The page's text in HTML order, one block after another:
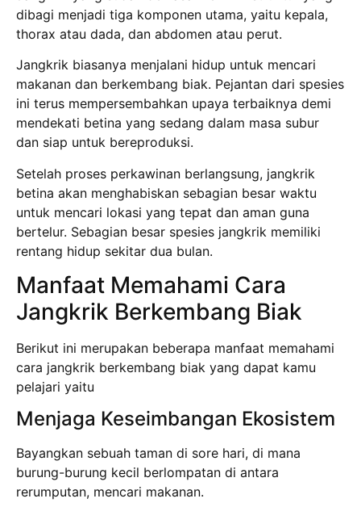
dibagi menjadi tiga komponen utama, yaitu kepala,
thorax atau dada, dan abdomen atau perut.
Jangkrik biasanya menjalani hidup untuk mencari
makanan dan berkembang biak. Pejantan dari spesies
ini terus mempersembahkan upaya terbaiknya demi
mendekati betina yang sedang dalam masa subur
dan siap untuk bereproduksi.
Setelah proses perkawinan berlangsung, jangkrik
betina akan menghabiskan sebagian besar waktu
untuk mencari lokasi yang tepat dan aman guna
bertelur. Sebagian besar spesies jangkrik memiliki
rentang hidup sekitar dua bulan.
Manfaat Memahami Cara
Jangkrik Berkembang Biak
Berikut ini merupakan beberapa manfaat memahami
cara jangkrik berkembang biak yang dapat kamu
pelajari yaitu
Menjaga Keseimbangan Ekosistem
Bayangkan sebuah taman di sore hari, di mana
burung-burung kecil berlompatan di antara
rerumputan, mencari makanan.